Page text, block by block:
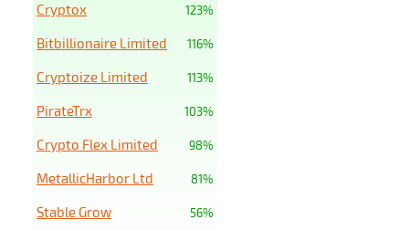
123%
Cryptox
116%
Bitbillionaire Limited
113%
Cryptoize Limited
103%
PirateTrx
98%
Crypto Flex Limited
81%
MetallicHarbor Ltd
56%
Stable Grow